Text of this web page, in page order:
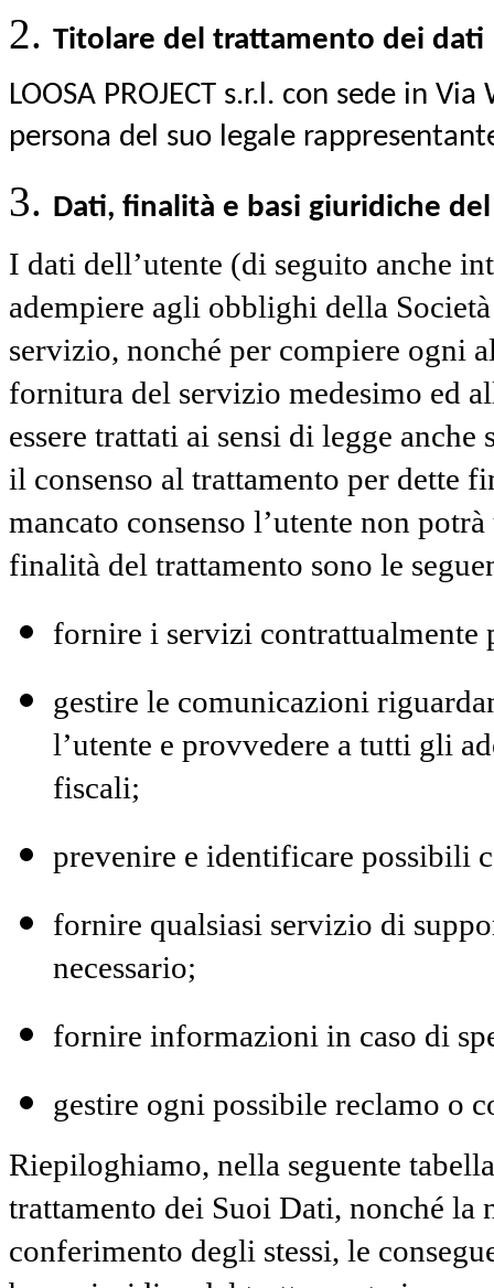
Titolare del trattamento dei dati
LOOSA PROJECT s.r.l. con sede in
persona del suo legale
Dati, finalità e basi giuridiche
I dati dell’utente (di seguito anche
adempiere agli obblighi della
servizio, nonché per compiere ogni
fornitura del servizio medesimo ed
essere trattati ai sensi di legge
il consenso al trattamento per dette
mancato consenso l’utente non
finalità del trattamento sono le
fornire i servizi contrattualmente
gestire le comunicazioni
l’utente e provvedere a tutti gli
fiscali;
prevenire e identificare possibili
fornire qualsiasi servizio di
necessario;
fornire informazioni in caso di
gestire ogni possibile reclamo o
Riepiloghiamo, nella seguente
trattamento dei Suoi Dati, nonché
conferimento degli stessi, le